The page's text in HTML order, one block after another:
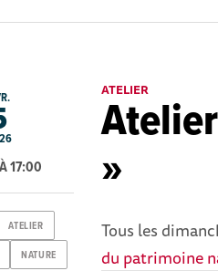
ATELIER
»
Tous les
du patrimoine
17:00
ATELIER
NATURE